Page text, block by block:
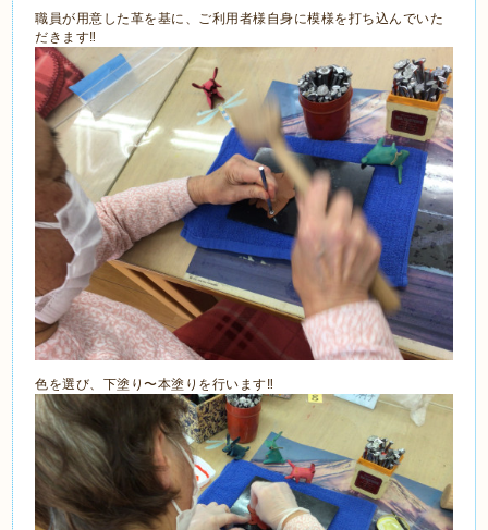
職員が用意した革を基に、ご利用者様自身に模様を打ち込んでいた
だきます‼️
色を選び、下塗り〜本塗りを行います‼️